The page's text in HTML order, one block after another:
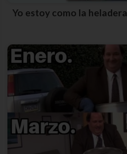
Yo estoy como la heladera